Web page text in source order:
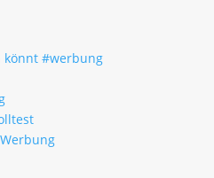
könnt #werbung